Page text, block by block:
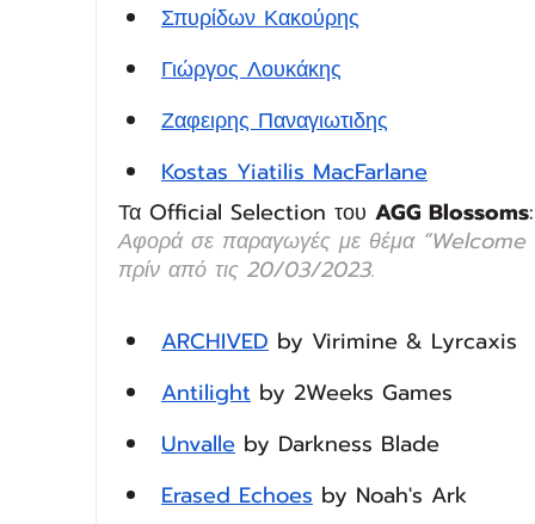
Σπυρίδων Κακούρης
Γιώργος Λουκάκης
Ζαφειρης Παναγιωτιδης
Kostas Yiatilis MacFarlane
Τα Official Selection του AGG Blossoms:
Αφορά σε παραγωγές με θέμα
πρίν από τις 20/03/2023.
ARCHIVED by Virimine & Lyrcaxis
Antilight by 2Weeks Games
Unvalle by Darkness Blade
Erased Echoes by Noah's Ark